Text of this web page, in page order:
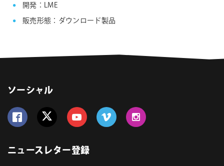
開発：LME
販売形態：ダウンロード製品
ソーシャル
ニュースレター登録